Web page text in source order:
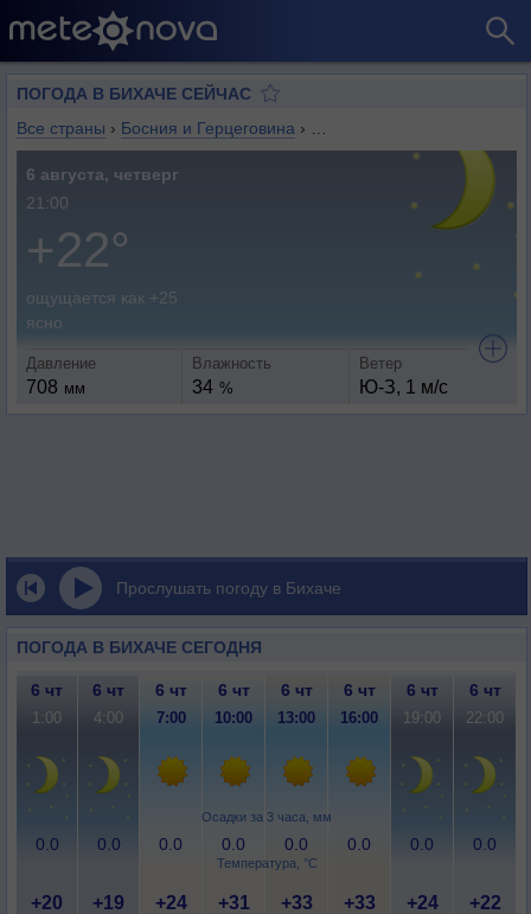
ПОГОДА В БИХАЧЕ СЕЙЧАС
Все страны › Босния и Герцеговина ›
6 августа, четверг
21:00
+22°
ощущается как +25
ясно
Давление
708 мм
Влажность
34 %
Ветер
Ю-З, 1 м/с
Прослушать погоду в Бихаче
ПОГОДА В БИХАЧЕ СЕГОДНЯ
Осадки за 3 часа, мм
Температура, °C
6 чт 6 чт 6 чт 6 чт 6 чт 6 чт 6 чт 6 чт
1:00 4:00 7:00 10:00 13:00 16:00 19:00 22:00
0.0 0.0 0.0 0.0 0.0 0.0 0.0 0.0
+20 +19 +24 +31 +33 +33 +24 +22